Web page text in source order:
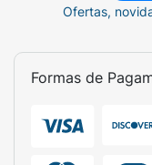
Ofertas,
Formas de